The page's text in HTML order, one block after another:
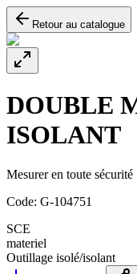
Retour au catalogue
DOUBLE
ISOLANT
Mesurer en toute sécurité
Code: G-104751
SCE
materiel
Outillage isolé/isolant